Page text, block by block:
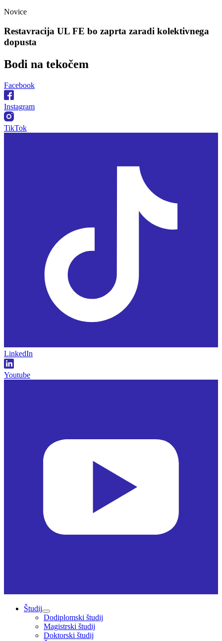
Novice
Restavracija UL FE bo zaprta zaradi kolektivnega
dopusta
Bodi na tekočem
Facebook
Instagram
TikTok
LinkedIn
Youtube
Študij
Dodiplomski študij
Magistrski študij
Doktorski študij